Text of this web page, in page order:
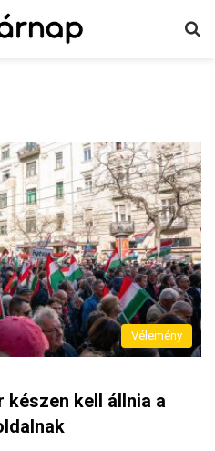
Vélemény
készen kell állnia a